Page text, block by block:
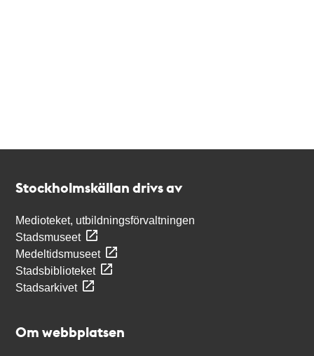
Stockholmskällan drivs av
Medioteket, utbildningsförvaltningen
Stadsmuseet
Medeltidsmuseet
Stadsbiblioteket
Stadsarkivet
Om webbplatsen